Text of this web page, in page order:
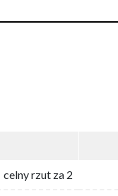
celny rzut za 2